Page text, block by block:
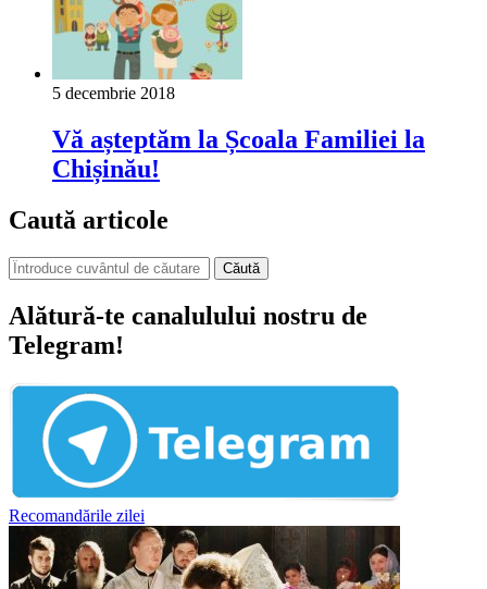
5 decembrie 2018
Vă așteptăm la Școala Familiei la
Chișinău!
Caută articole
Căută
Alătură-te canalulului nostru de
Telegram!
Recomandările zilei